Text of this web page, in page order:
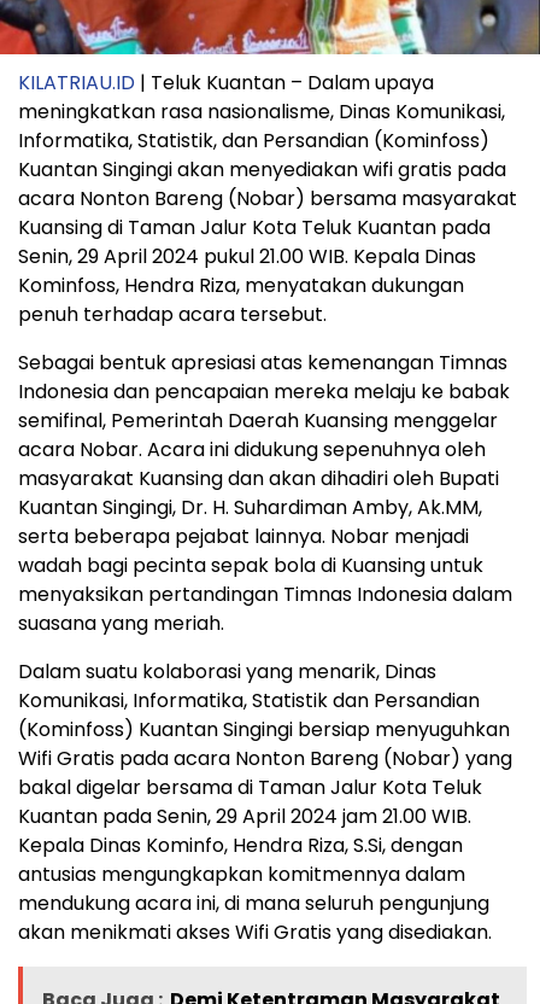
KILATRIAU.ID | Teluk Kuantan – Dalam upaya
meningkatkan rasa nasionalisme, Dinas Komunikasi,
Informatika, Statistik, dan Persandian (Kominfoss)
Kuantan Singingi akan menyediakan wifi gratis pada
acara Nonton Bareng (Nobar) bersama masyarakat
Kuansing di Taman Jalur Kota Teluk Kuantan pada
Senin, 29 April 2024 pukul 21.00 WIB. Kepala Dinas
Kominfoss, Hendra Riza, menyatakan dukungan
penuh terhadap acara tersebut.
Sebagai bentuk apresiasi atas kemenangan Timnas
Indonesia dan pencapaian mereka melaju ke babak
semifinal, Pemerintah Daerah Kuansing menggelar
acara Nobar. Acara ini didukung sepenuhnya oleh
masyarakat Kuansing dan akan dihadiri oleh Bupati
Kuantan Singingi, Dr. H. Suhardiman Amby, Ak.MM,
serta beberapa pejabat lainnya. Nobar menjadi
wadah bagi pecinta sepak bola di Kuansing untuk
menyaksikan pertandingan Timnas Indonesia dalam
suasana yang meriah.
Dalam suatu kolaborasi yang menarik, Dinas
Komunikasi, Informatika, Statistik dan Persandian
(Kominfoss) Kuantan Singingi bersiap menyuguhkan
Wifi Gratis pada acara Nonton Bareng (Nobar) yang
bakal digelar bersama di Taman Jalur Kota Teluk
Kuantan pada Senin, 29 April 2024 jam 21.00 WIB.
Kepala Dinas Kominfo, Hendra Riza, S.Si, dengan
antusias mengungkapkan komitmennya dalam
mendukung acara ini, di mana seluruh pengunjung
akan menikmati akses Wifi Gratis yang disediakan.